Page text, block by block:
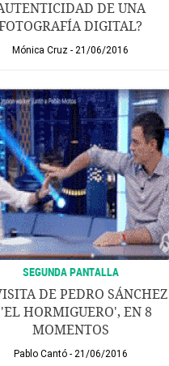
DE UNA
DIGITAL?
Mónica Cruz 21/06/2016
SEGUNDA PANTALLA
DE PEDRO SÁNCHEZ
HORMIGUERO', EN 8
MOMENTOS
Pablo Cantó 21/06/2016